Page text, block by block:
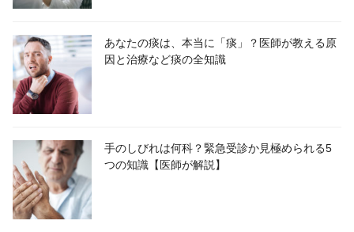
あなたの痰は、本当に「痰」？医師が教える原
因と治療など痰の全知識
手のしびれは何科？緊急受診か見極められる5
つの知識【医師が解説】